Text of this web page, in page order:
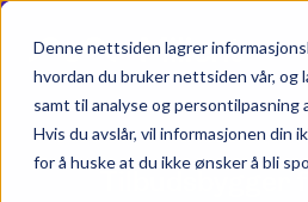
Denne nettsiden lagrer
hvordan du bruker nettsiden vår, og
samt til analyse og persontilpasning
Hvis du avslår, vil informasjonen
for å huske at du ikke ønsker å bli
Tilbudsbygger